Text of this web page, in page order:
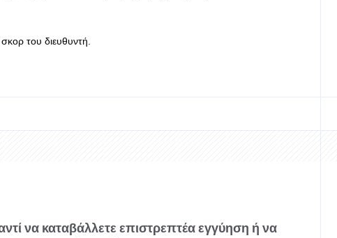
του διευθυντή.
να καταβάλλετε επιστρεπτέα εγγύηση ή να